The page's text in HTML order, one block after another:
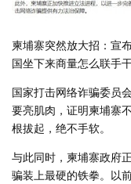
柬埔寨突然放大招：宣
国坐下来商量怎么联手
国家打击网络诈骗委员
要亮肌肉，证明柬埔寨
根拔起，绝不手软。
与此同时，柬埔寨政府
骗装上最硬的铁拳。以